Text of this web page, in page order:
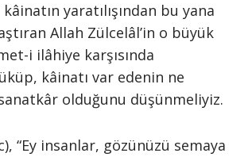
yaratılışından bu yana
Allah Zülcelâl’in o büyük
i ilâhiye karşısında
kâinatı var edenin ne
olduğunu düşünmeliyiz.
“Ey insanlar, gözünüzü semaya